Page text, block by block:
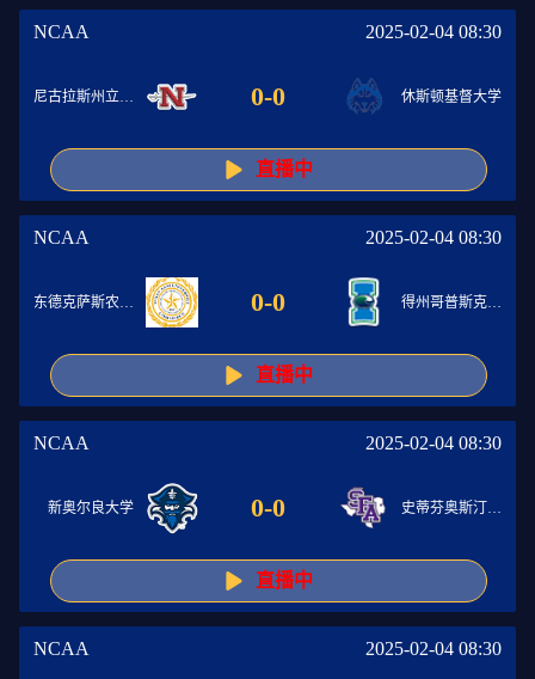
NCAA 2025-02-04 08:30
0-0 休斯顿基督大学
直播中
NCAA 2025-02-04 08:30
0-0
直播中
NCAA 2025-02-04 08:30
新奥尔良大学 0-0
直播中
NCAA 2025-02-04 08:30